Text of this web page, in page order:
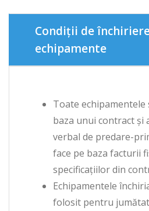
Condiții de
echipamente
Toate echipamentele
baza unui contract și
verbal de predare-
face pe baza facturii
specificațiilor din
Echipamentele
folosit pentru